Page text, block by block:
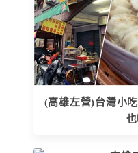
(高雄左營)台灣小